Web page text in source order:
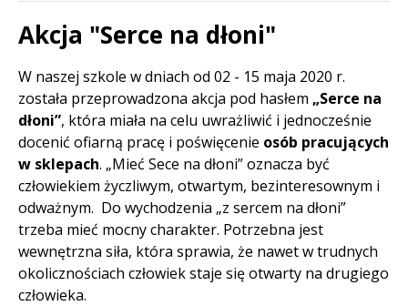
Akcja "Serce na dłoni"
Treść
W naszej szkole w dniach od 02 - 15 maja 2020 r.
została przeprowadzona akcja pod hasłem „Serce na
dłoni”, która miała na celu uwrażliwić i jednocześnie
docenić ofiarną pracę i poświęcenie osób pracujących
w sklepach. „Mieć Sece na dłoni” oznacza być
człowiekiem życzliwym, otwartym, bezinteresownym i
odważnym. Do wychodzenia „z sercem na dłoni”
trzeba mieć mocny charakter. Potrzebna jest
wewnętrzna siła, która sprawia, że nawet w trudnych
okolicznościach człowiek staje się otwarty na drugiego
człowieka.